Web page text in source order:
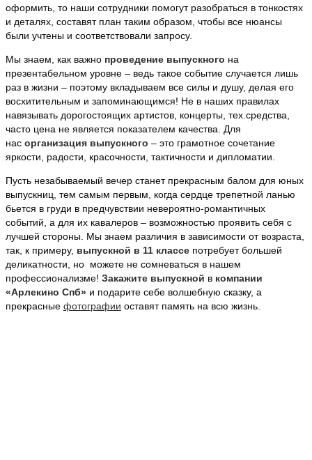
оформить, то наши сотрудники помогут разобраться в тонкостях
и деталях, составят план таким образом, чтобы все нюансы
были учтены и соответствовали запросу.
Мы знаем, как важно проведение выпускного на
презентабельном уровне – ведь такое событие случается лишь
раз в жизни – поэтому вкладываем все силы и душу, делая его
восхитительным и запоминающимся! Не в наших правилах
навязывать дорогостоящих артистов, концерты, тех.средства,
часто цена не является показателем качества. Для
нас организация выпускного – это грамотное сочетание
яркости, радости, красочности, тактичности и дипломатии.
Пусть незабываемый вечер станет прекрасным балом для юных
выпускниц, тем самым первым, когда сердце трепетной ланью
бьется в груди в предчувствии невероятно-романтичных
событий, а для их кавалеров – возможностью проявить себя с
лучшей стороны. Мы знаем различия в зависимости от возраста,
так, к примеру, выпускной в 11 классе потребует большей
деликатности, но можете не сомневаться в нашем
профессионализме! Закажите выпускной в компании
«Арлекино Спб» и подарите себе волшебную сказку, а
прекрасные фотографии оставят память на всю жизнь.